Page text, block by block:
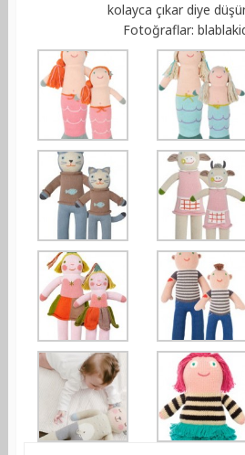
kolayca çıkar diye
Fotoğraflar: